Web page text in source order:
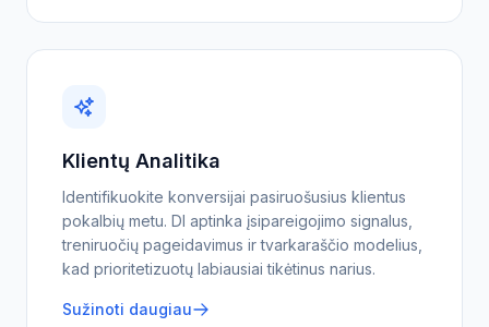
Klientų Analitika
Identifikuokite konversijai pasiruošusius klientus
pokalbių metu. DI aptinka įsipareigojimo signalus,
treniruočių pageidavimus ir tvarkaraščio modelius,
kad prioritetizuotų labiausiai tikėtinus narius.
Sužinoti daugiau